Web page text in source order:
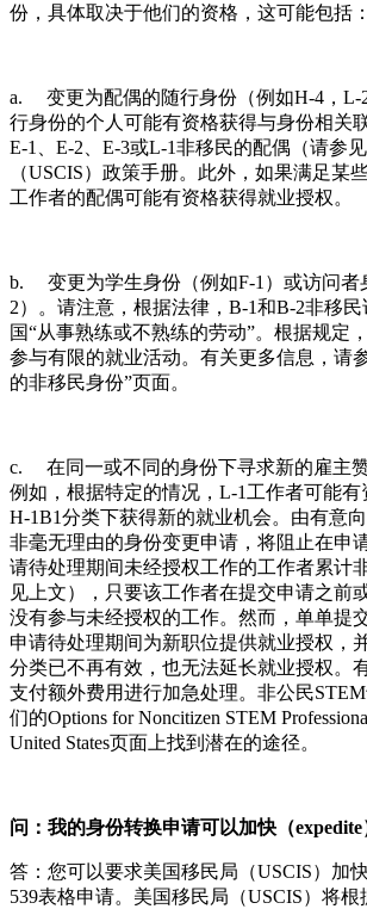
份，具体取决于他们的资格，这可能包括：
a. 变更为配偶的随行身份（例如H-4，L-
行身份的个人可能有资格获得与身份相关
E-1、E-2、E-3或L-1非移民的配偶（请参
（USCIS）政策手册。此外，如果满足某
工作者的配偶可能有资格获得就业授权。
b. 变更为学生身份（例如F-1）或访问者
2）。请注意，根据法律，B-1和B-2非移
国“从事熟练或不熟练的劳动”。根据规定
参与有限的就业活动。有关更多信息，请
的非移民身份”页面。
c. 在同一或不同的身份下寻求新的雇主赞
例如，根据特定的情况，L-1工作者可能有
H-1B1分类下获得新的就业机会。由有意
非毫无理由的身份变更申请，将阻止在申
请待处理期间未经授权工作的工作者累计
见上文），只要该工作者在提交申请之前
没有参与未经授权的工作。然而，单单提
申请待处理期间为新职位提供就业授权，
分类已不再有效，也无法延长就业授权。
支付额外费用进行加急处理。非公民
们的Options for Noncitizen STEM
United States页面上找到潜在的途径。
问：我的身份转换申请可以加快（expedite
答：您可以要求美国移民局（USCIS）加
539表格申请。美国移民局（USCIS）将